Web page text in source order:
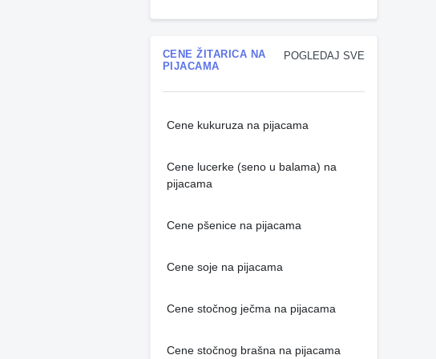
POGLEDAJ SVE
CENE ŽITARICA NA
PIJACAMA
Cene kukuruza na pijacama
Cene lucerke (seno u balama) na
pijacama
Cene pšenice na pijacama
Cene soje na pijacama
Cene stočnog ječma na pijacama
Cene stočnog brašna na pijacama